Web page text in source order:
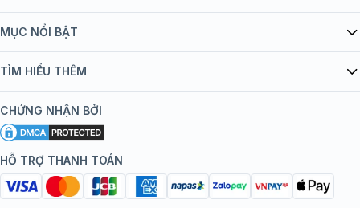
Giới thiệu Tiêm Chủng FPT Long Châu
bán hàng
Chính sách nội dung
Chính sách bảo mật
Chính sách bảo mật dữ liệu cá nhân
Chính sách thanh toán
MỤC NỔI BẬT
Danh mục vắc xin
Đội ngũ bác sĩ, chuyên gia
Hệ thống trung tâm tiêm chủng
TÌM HIỂU THÊM
Khuyến mãi
Tôi nên tiêm gì?
Tiêm chủng đi nước ngoài
CHỨNG NHẬN BỞI
HỖ TRỢ THANH TOÁN